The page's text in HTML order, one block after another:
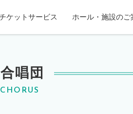
ケットサービス ホール・施設のご
唱団